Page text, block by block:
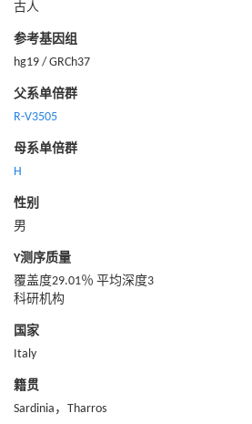
古人
参考基因组
hg19 / GRCh37
父系单倍群
R-V3505
母系单倍群
H
性别
男
Y测序质量
覆盖度29.01％ 平均深度3
科研机构
国家
Italy
籍贯
Sardinia，Tharros